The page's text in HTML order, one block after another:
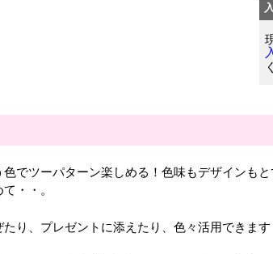
でツーパターン楽しめる！色味もデザインも
・・。
たり、プレゼントに添えたり、色々活用できま